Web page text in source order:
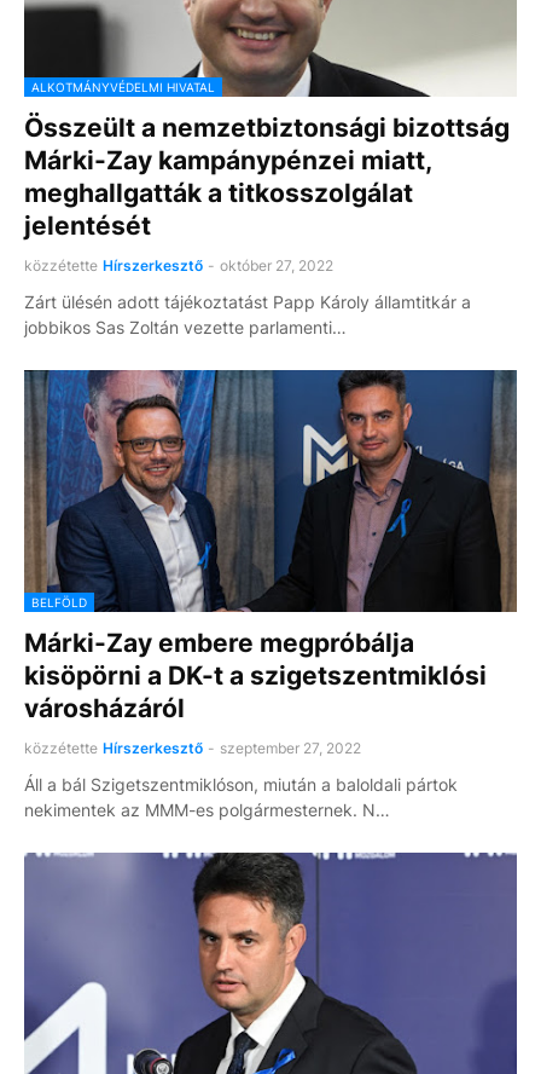
ALKOTMÁNYVÉDELMI HIVATAL
Összeült a nemzetbiztonsági bizottság
Márki-Zay kampánypénzei miatt,
meghallgatták a titkosszolgálat
jelentését
közzétette Hírszerkesztő - október 27, 2022
Zárt ülésén adott tájékoztatást Papp Károly államtitkár a
jobbikos Sas Zoltán vezette parlamenti…
BELFÖLD
Márki-Zay embere megpróbálja
kisöpörni a DK-t a szigetszentmiklósi
városházáról
közzétette Hírszerkesztő - szeptember 27, 2022
Áll a bál Szigetszentmiklóson, miután a baloldali pártok
nekimentek az MMM-es polgármesternek. N…